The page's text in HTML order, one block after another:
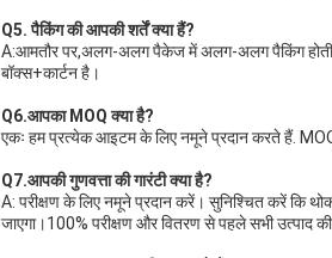
Q5. पैकिंग की आपकी शर्तें क्या हैं?
A:आमतौर पर,अलग-अलग पैकेज में अलग-अलग पैकिंग
बॉक्स+कार्टन है।
Q6.आपका MOQ क्या है?
एकः हम प्रत्येक आइटम के लिए नमूने प्रदान करते हैं.
Q7.आपकी गुणवत्ता की गारंटी क्या है?
A: परीक्षण के लिए नमूने प्रदान करें। सुनिश्चित करें कि
जाएगा।100% परीक्षण और वितरण से पहले सभी उत्पाद